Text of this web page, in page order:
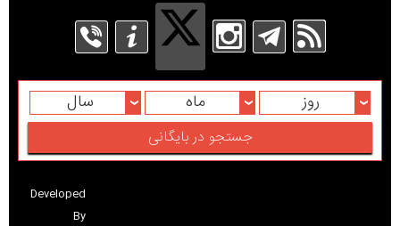
روز ماه سال
Developed
By